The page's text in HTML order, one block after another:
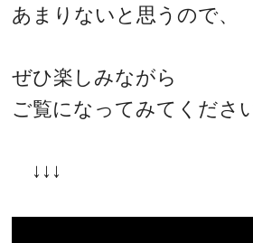
あまりないと思うので、
ぜひ楽しみながら
ご覧になってみてくださ
↓↓↓